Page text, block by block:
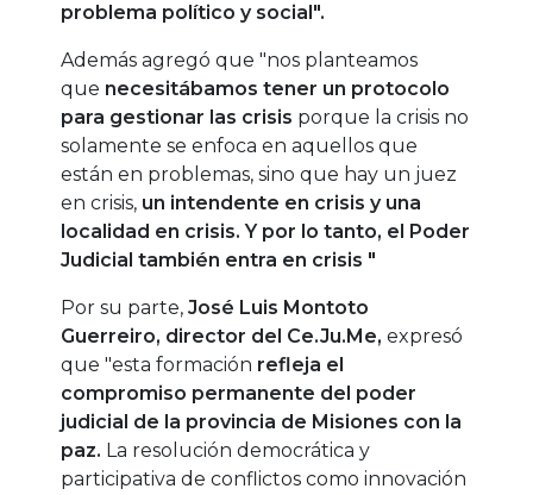
problema político y social".
Además agregó que "nos planteamos
que necesitábamos tener un protocolo
para gestionar las crisis porque la crisis no
solamente se enfoca en aquellos que
están en problemas, sino que hay un juez
en crisis, un intendente en crisis y una
localidad en crisis. Y por lo tanto, el Poder
Judicial también entra en crisis "
Por su parte,José Luis Montoto
Guerreiro, director del Ce.Ju.Me, expresó
que "esta formación refleja el
compromiso permanente del poder
judicial de la provincia de Misiones con la
paz. La resolución democrática y
participativa de conflictos como innovación